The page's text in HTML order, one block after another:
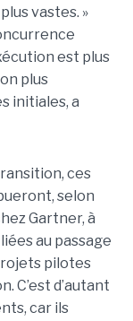
vastes. »
est plus
plus
initiales, a
ces
selon
Gartner, à
au passage
pilotes
C’est d’autant
car ils